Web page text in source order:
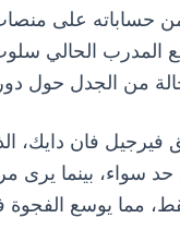
حساباته على منصات
المدرب الحالي
من الجدل حول
فيرجيل فان دايك،
سواء، بينما يرى
مما يوسع الفجوة